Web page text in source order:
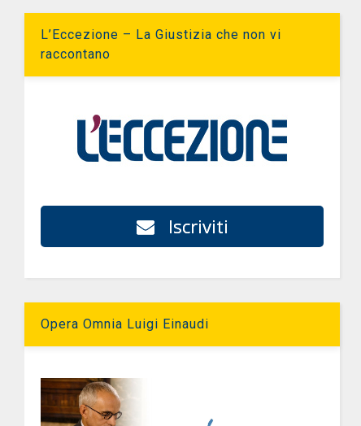
L’Eccezione – La Giustizia che non vi
raccontano
Iscriviti
Opera Omnia Luigi Einaudi